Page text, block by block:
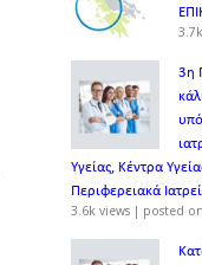
3η
Υγείας, Κέντρα
Περιφερειακά
3.6k views | posted